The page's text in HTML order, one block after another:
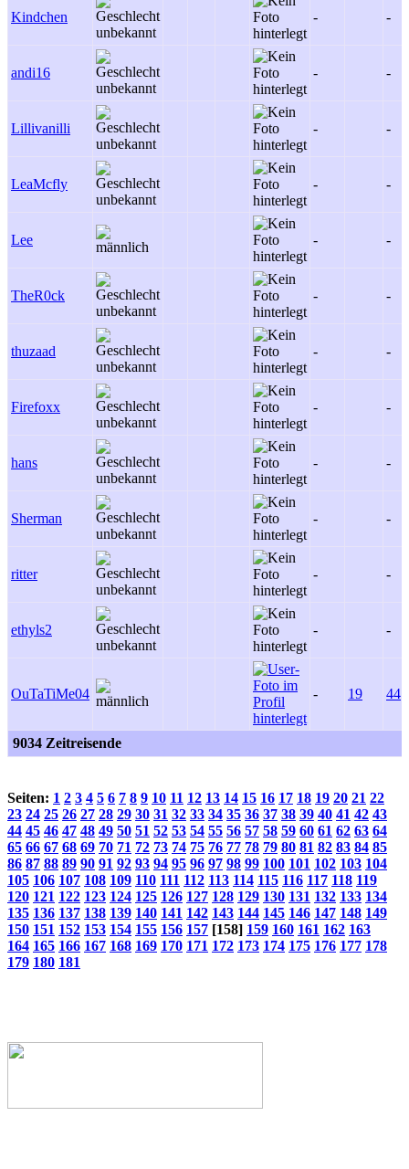
Kindchen - -
andi16 - -
Lillivanilli - -
LeaMcfly - -
Lee - -
TheR0ck - -
thuzaad - -
Firefoxx - -
hans - -
Sherman - -
ritter - -
ethyls2 - -
OuTaTiMe04 - 19 44
9034 Zeitreisende
Seiten: 1 2 3 4 5 6 7 8 9 10 11 12 13 14 15 16 17 18 19 20 21 22
23 24 25 26 27 28 29 30 31 32 33 34 35 36 37 38 39 40 41 42 43
44 45 46 47 48 49 50 51 52 53 54 55 56 57 58 59 60 61 62 63 64
65 66 67 68 69 70 71 72 73 74 75 76 77 78 79 80 81 82 83 84 85
86 87 88 89 90 91 92 93 94 95 96 97 98 99 100 101 102 103 104
105 106 107 108 109 110 111 112 113 114 115 116 117 118 119
120 121 122 123 124 125 126 127 128 129 130 131 132 133 134
135 136 137 138 139 140 141 142 143 144 145 146 147 148 149
150 151 152 153 154 155 156 157 [158] 159 160 161 162 163
164 165 166 167 168 169 170 171 172 173 174 175 176 177 178
179 180 181